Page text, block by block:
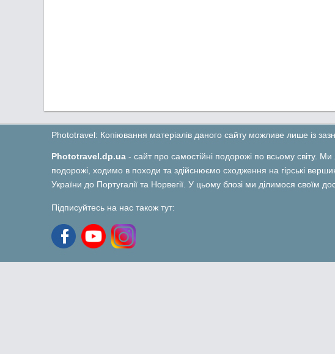
Phototravel: Копіювання матеріалів даного сайту можливе лише із
Phototravel.dp.ua - сайт про самостійні подорожі по всьому світу. Ми
подорожі, ходимо в походи та здійснюємо сходження на гірські
України до Португалії та Норвегії. У цьому блозі ми ділимося своїм
Підписуйтесь на нас також тут: